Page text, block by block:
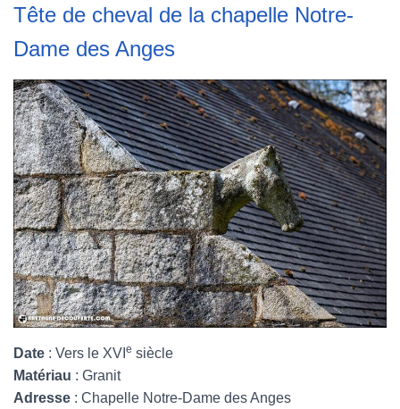
Tête de cheval de la chapelle Notre-
Dame des Anges
Date : Vers le XVI e siècle
Matériau : Granit
Adresse : Chapelle Notre-Dame des Anges